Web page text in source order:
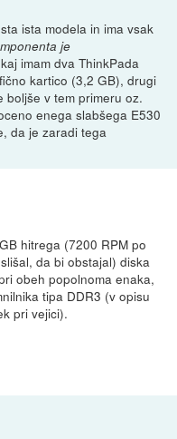
ista modela in ima vsak
je
imam dva ThinkPada
kartico (3,2 GB), drugi
boljše v tem primeru oz.
enega slabšega E530
da je zaradi tega
hitrega (7200 RPM po
da bi obstajal) diska
obeh popolnoma enaka,
tipa DDR3 (v opisu
pri vejici).